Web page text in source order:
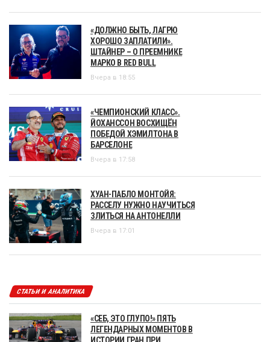
«ДОЛЖНО БЫТЬ, ЛАГРЮ
ХОРОШО ЗАПЛАТИЛИ».
ШТАЙНЕР – О ПРЕЕМНИКЕ
МАРКО В RED BULL
Вчера в 18:55
«ЧЕМПИОНСКИЙ КЛАСС».
ЙОХАНССОН ВОСХИЩЁН
ПОБЕДОЙ ХЭМИЛТОНА В
БАРСЕЛОНЕ
Вчера в 17:58
ХУАН-ПАБЛО МОНТОЙЯ:
РАССЕЛУ НУЖНО НАУЧИТЬСЯ
ЗЛИТЬСЯ НА АНТОНЕЛЛИ
Вчера в 17:01
СТАТЬИ И АНАЛИТИКА
«СЕБ, ЭТО ГЛУПО!» ПЯТЬ
ЛЕГЕНДАРНЫХ МОМЕНТОВ В